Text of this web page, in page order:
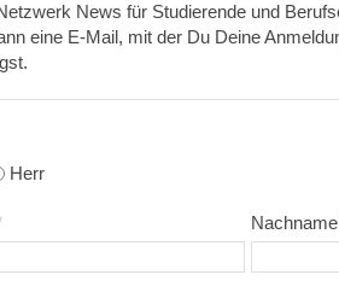
News für Studierende und
eine E-Mail, mit der Du Deine
Herr
Nachname